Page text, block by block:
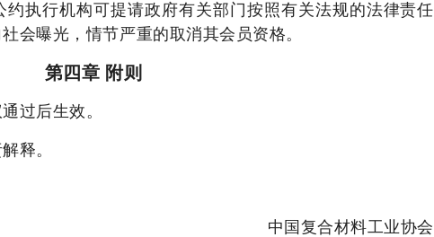
执行机构可提请政府有关部门按照有关法规的法律责任
会曝光，情节严重的取消其会员资格。
第四章 附则
过后生效。
释。
中国复合材料工业协会